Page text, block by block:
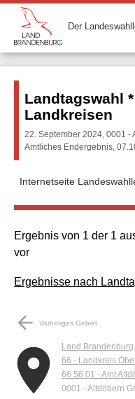
Der
Landtagswahl
Landkreisen
22. September 2024, 0001 -
Amtliches Endergebnis,
Internetseite
Ergebnis von 1 der 1
vor
Ergebnisse nach
arrow_back Vorheriges Gebiet
place
Land Brandenburg
66 - Landkreis
66 56 01 - Amt
0001 - Altdöbern